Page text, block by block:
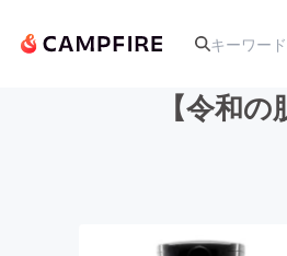
【令和